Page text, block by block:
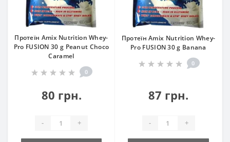
Протеїн Amix Nutrition Whey-
Pro FUSION 30 g Peanut Choco
Caramel
0
80 грн.
- +
Протеїн Amix Nutrition Whey-
Pro FUSION 30 g Banana
0
87 грн.
- +